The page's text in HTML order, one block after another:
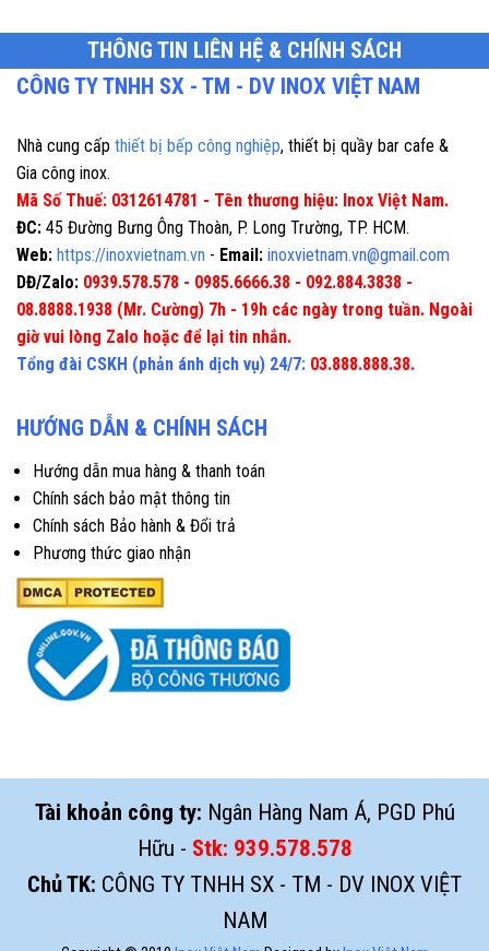
THÔNG TIN LIÊN HỆ & CHÍNH SÁCH
CÔNG TY TNHH SX - TM - DV INOX VIỆT NAM
Nhà cung cấp thiết bị bếp công nghiệp, thiết bị quầy bar cafe &
Gia công inox.
Mã Số Thuế: 0312614781 - Tên thương hiệu: Inox Việt Nam.
ĐC: 45 Đường Bưng Ông Thoàn, P. Long Trường, TP. HCM.
Web: https://inoxvietnam.vn - Email: inoxvietnam.vn@gmail.com
DĐ/Zalo: 0939.578.578 - 0985.6666.38 - 092.884.3838 -
08.8888.1938 (Mr. Cường) 7h - 19h các ngày trong tuần. Ngoài
giờ vui lòng Zalo hoặc để lại tin nhắn.
Tổng đài CSKH (phản ánh dịch vụ) 24/7: 03.888.888.38.
HƯỚNG DẪN & CHÍNH SÁCH
Hướng dẫn mua hàng & thanh toán
Chính sách bảo mật thông tin
Chính sách Bảo hành & Đổi trả
Phương thức giao nhận
Tài khoản công ty: Ngân Hàng Nam Á, PGD Phú
Hữu - Stk: 939.578.578
Chủ TK: CÔNG TY TNHH SX - TM - DV INOX VIỆT
NAM